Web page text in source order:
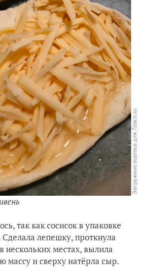
так как сосисок в упаковке
Сделала лепешку, проткнула
нескольких местах, вылила
массу и сверху натёрла сыр.